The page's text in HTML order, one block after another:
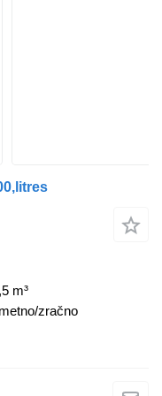
m³
zračno